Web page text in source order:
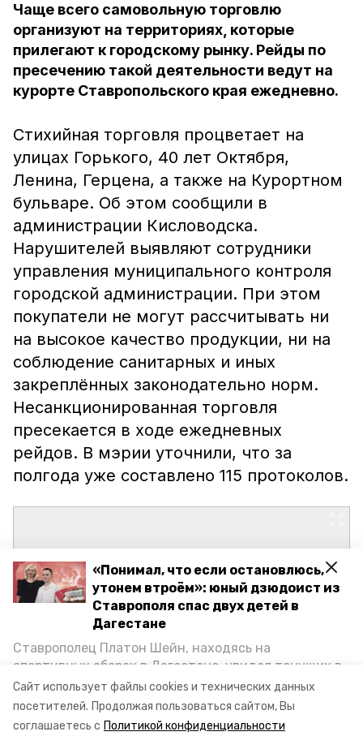
Сайт использует файлы cookies и технических данных
посетителей. Продолжая пользоваться сайтом, Вы
соглашаетесь с Политикой конфиденциальности
«Понимал, что если остановлюсь,
утонем втроём»: юный дзюдоист из
Ставрополя спас двух детей в
Дагестане
Ставрополец Платон Шейн, находясь на
спортивных сборах в Дегестане, увидел тонущих в
Каспийском море детей и бросился на помощь. По
возвращении домой, отважного мальчика
пригласили в министерство образования края и
Чаще всего самовольную торговлю
организуют на территориях, которые
прилегают к городскому рынку. Рейды по
пресечению такой деятельности ведут на
курорте Ставропольского края ежедневно.
Стихийная торговля процветает на
улицах Горького, 40 лет Октября,
Ленина, Герцена, а также на Курортном
бульваре. Об этом сообщили в
администрации Кисловодска.
Нарушителей выявляют сотрудники
управления муниципального контроля
городской администрации. При этом
покупатели не могут рассчитывать ни
на высокое качество продукции, ни на
соблюдение санитарных и иных
закреплённых законодательно норм.
Несанкционированная торговля
пресекается в ходе ежедневных
рейдов. В мэрии уточнили, что за
полгода уже составлено 115 протоколов.